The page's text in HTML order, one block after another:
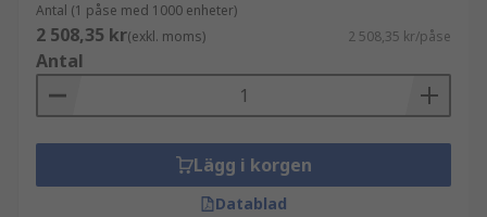
Antal (1 påse med 1000 enheter)
2 508,35 kr(exkl. moms) 2 508,35 kr/påse
Antal
Lägg i korgen
Datablad